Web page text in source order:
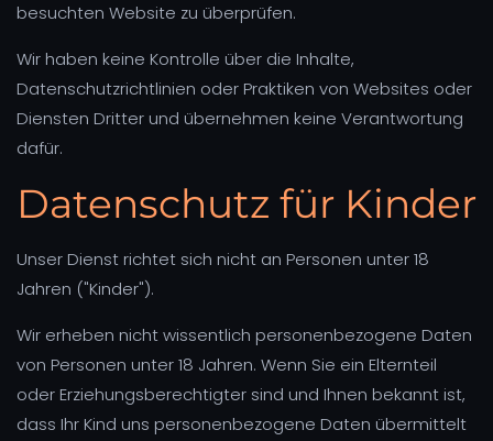
besuchten Website zu überprüfen.
Wir haben keine Kontrolle über die Inhalte,
Datenschutzrichtlinien oder Praktiken von Websites oder
Diensten Dritter und übernehmen keine Verantwortung
dafür.
Datenschutz für Kinder
Unser Dienst richtet sich nicht an Personen unter 18
Jahren ("Kinder").
Wir erheben nicht wissentlich personenbezogene Daten
von Personen unter 18 Jahren. Wenn Sie ein Elternteil
oder Erziehungsberechtigter sind und Ihnen bekannt ist,
dass Ihr Kind uns personenbezogene Daten übermittelt